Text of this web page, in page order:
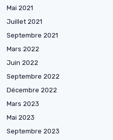
Mai 2021
Juillet 2021
Septembre 2021
Mars 2022
Juin 2022
Septembre 2022
Décembre 2022
Mars 2023
Mai 2023
Septembre 2023